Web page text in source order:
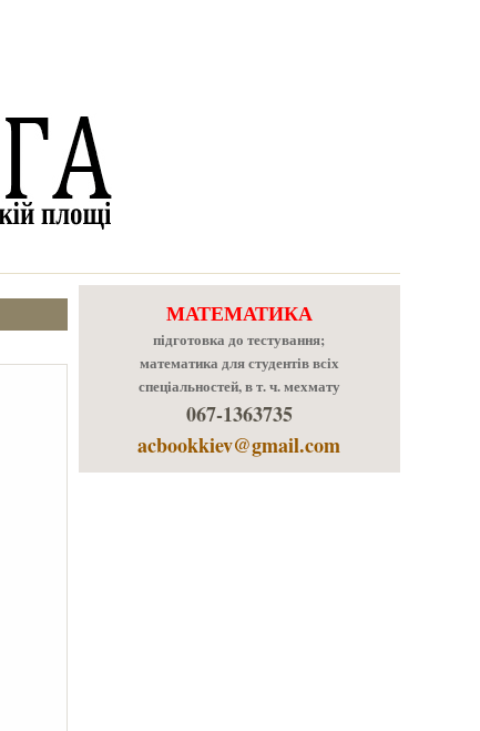
МАТЕМАТИКА
підготовка до тестування;
математика для студентів всіх
спеціальностей, в т. ч. мехмату
067-1363735
acbookkiev@gmail.com